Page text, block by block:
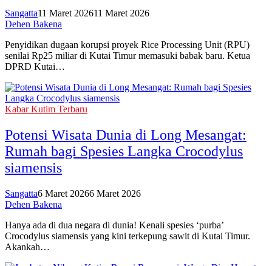
Sangatta11 Maret 202611 Maret 2026
Dehen Bakena
Penyidikan dugaan korupsi proyek Rice Processing Unit (RPU)
senilai Rp25 miliar di Kutai Timur memasuki babak baru. Ketua
DPRD Kutai…
Kabar Kutim Terbaru
Potensi Wisata Dunia di Long Mesangat:
Rumah bagi Spesies Langka Crocodylus
siamensis
Sangatta6 Maret 20266 Maret 2026
Dehen Bakena
Hanya ada di dua negara di dunia! Kenali spesies ‘purba’
Crocodylus siamensis yang kini terkepung sawit di Kutai Timur.
Akankah…